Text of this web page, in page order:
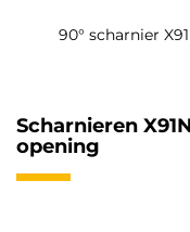
90° scharnier
Scharnieren
opening